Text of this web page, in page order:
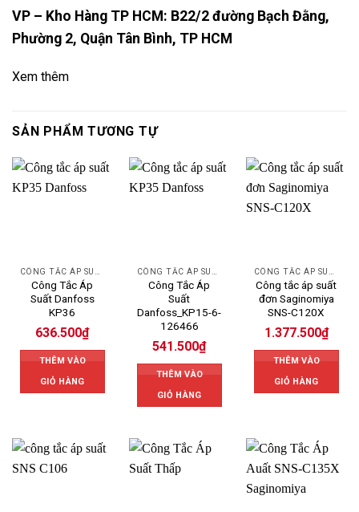
VP – Kho Hàng TP HCM: B22/2 đường Bạch Đằng,
Phường 2, Quận Tân Bình, TP HCM
Xem thêm
SẢN PHẨM TƯƠNG TỰ
Công Tắc Áp
Suất Danfoss
KP36
636.500₫
THÊM VÀO
GIỎ HÀNG
Công Tắc Áp
Suất
Danfoss_KP15-6-
126466
541.500₫
THÊM VÀO
GIỎ HÀNG
Công tắc áp suất
đơn Saginomiya
SNS-C120X
1.377.500₫
THÊM VÀO
GIỎ HÀNG